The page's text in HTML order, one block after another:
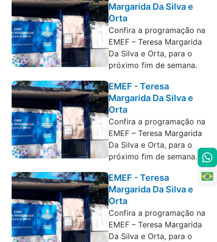
Margarida Da Silva e
Orta
Confira a programação na
EMEF – Teresa Margarida
Da Silva e Orta, para o
próximo fim de semana.
EMEF - Teresa
Margarida Da Silva e
Orta
Confira a programação na
EMEF – Teresa Margarida
Da Silva e Orta, para o
próximo fim de semana.
EMEF - Teresa
Margarida Da Silva e
Orta
Confira a programação na
EMEF – Teresa Margarida
Da Silva e Orta, para o